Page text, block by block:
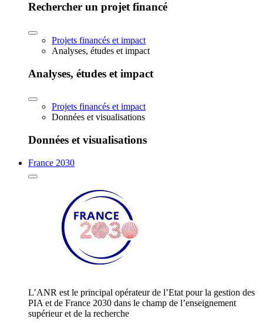
Rechercher un projet financé
Projets financés et impact
Analyses, études et impact
Analyses, études et impact
Projets financés et impact
Données et visualisations
Données et visualisations
France 2030
L’ANR est le principal opérateur de l’Etat pour la gestion des
PIA et de France 2030 dans le champ de l’enseignement
supérieur et de la recherche